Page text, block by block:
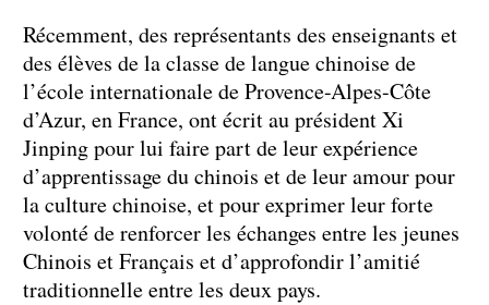
Récemment, des représentants des enseignants et
des élèves de la classe de langue chinoise de
l’école internationale de Provence-Alpes-Côte
d’Azur, en France, ont écrit au président Xi
Jinping pour lui faire part de leur expérience
d’apprentissage du chinois et de leur amour pour
la culture chinoise, et pour exprimer leur forte
volonté de renforcer les échanges entre les jeunes
Chinois et Français et d’approfondir l’amitié
traditionnelle entre les deux pays.